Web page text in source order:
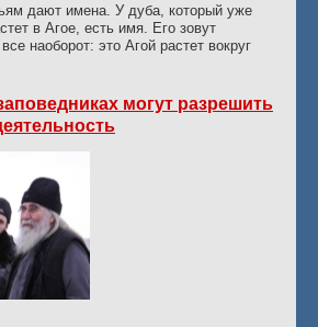
дают имена. У дуба, который уже
в Агое, есть имя. Его зовут
наоборот: это Агой растет вокруг
могут разрешить